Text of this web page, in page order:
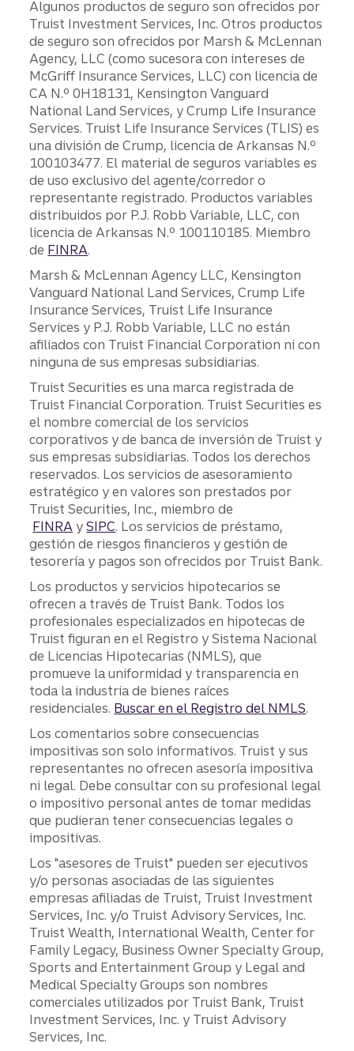
Algunos productos de seguro son ofrecidos por
Truist Investment Services, Inc. Otros productos
de seguro son ofrecidos por Marsh & McLennan
Agency, LLC (como sucesora con intereses de
McGriff Insurance Services, LLC) con licencia de
CA N.º 0H18131, Kensington Vanguard
National Land Services, y Crump Life Insurance
Services. Truist Life Insurance Services (TLIS) es
una división de Crump, licencia de Arkansas N.º
100103477. El material de seguros variables es
de uso exclusivo del agente/corredor o
representante registrado. Productos variables
distribuidos por P.J. Robb Variable, LLC, con
licencia de Arkansas N.º 100110185. Miembro
de FINRA.
Marsh & McLennan Agency LLC, Kensington
Vanguard National Land Services, Crump Life
Insurance Services, Truist Life Insurance
Services y P.J. Robb Variable, LLC no están
afiliados con Truist Financial Corporation ni con
ninguna de sus empresas subsidiarias.
Truist Securities es una marca registrada de
Truist Financial Corporation. Truist Securities es
el nombre comercial de los servicios
corporativos y de banca de inversión de Truist y
sus empresas subsidiarias. Todos los derechos
reservados. Los servicios de asesoramiento
estratégico y en valores son prestados por
Truist Securities, Inc., miembro de
FINRA ySIPC. Los servicios de préstamo,
gestión de riesgos financieros y gestión de
tesorería y pagos son ofrecidos por Truist Bank.
Los productos y servicios hipotecarios se
ofrecen a través de Truist Bank. Todos los
profesionales especializados en hipotecas de
Truist figuran en el Registro y Sistema Nacional
de Licencias Hipotecarias (NMLS), que
promueve la uniformidad y transparencia en
toda la industria de bienes raíces
residenciales. Buscar en el Registro del NMLS.
Los comentarios sobre consecuencias
impositivas son solo informativos. Truist y sus
representantes no ofrecen asesoría impositiva
ni legal. Debe consultar con su profesional legal
o impositivo personal antes de tomar medidas
que pudieran tener consecuencias legales o
impositivas.
Los "asesores de Truist" pueden ser ejecutivos
y/o personas asociadas de las siguientes
empresas afiliadas de Truist, Truist Investment
Services, Inc. y/o Truist Advisory Services, Inc.
Truist Wealth, International Wealth, Center for
Family Legacy, Business Owner Specialty Group,
Sports and Entertainment Group y Legal and
Medical Specialty Groups son nombres
comerciales utilizados por Truist Bank, Truist
Investment Services, Inc. y Truist Advisory
Services, Inc.